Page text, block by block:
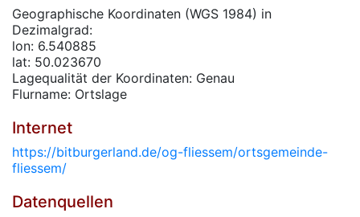
Geographische Koordinaten (WGS 1984) in
Dezimalgrad:
lon: 6.540885
lat: 50.023670
Lagequalität der Koordinaten: Genau
Flurname: Ortslage
Internet
https://bitburgerland.de/og-fliessem/ortsgemeinde-
fliessem/
Datenquellen